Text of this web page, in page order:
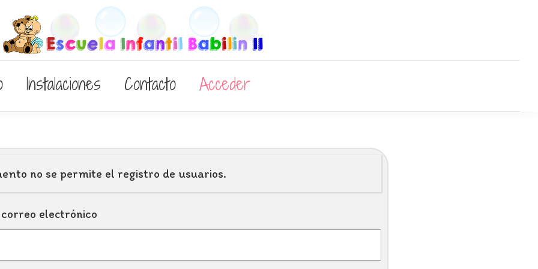
Instalaciones Contacto Acceder
no se permite el registro de usuarios.
electrónico